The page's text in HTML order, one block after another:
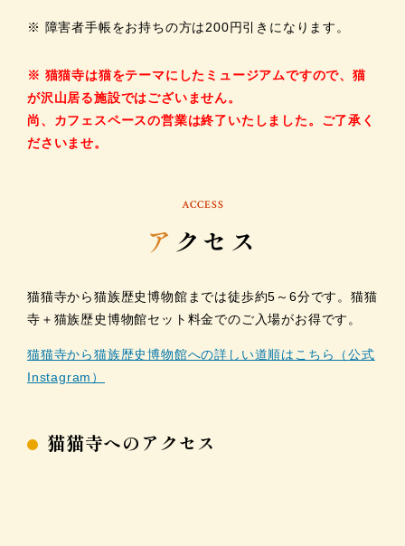
※ 障害者手帳をお持ちの方は200円引きになります。
※ 猫猫寺は猫をテーマにしたミュージアムですので、猫
が沢山居る施設ではございません。
尚、カフェスペースの営業は終了いたしました。ご了承く
ださいませ。
ACCESS
ア クセス
猫猫寺から猫族歴史博物館までは徒歩約5～6分です。猫猫
寺＋猫族歴史博物館セット料金でのご入場がお得です。
猫猫寺から猫族歴史博物館への詳しい道順はこちら（公式
Instagram）
猫猫寺へのアクセス